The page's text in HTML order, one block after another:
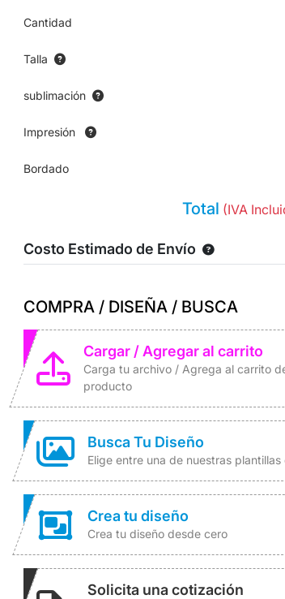
Cantidad
Talla
sublimación
Impresión
Bordado
Total (IVA
Costo Estimado de Envío
COMPRA / DISEÑA / BUSCA
Cargar / Agregar al carrito
Carga tu archivo / Agrega al carrito
producto
Busca Tu Diseño
Elige entre una de nuestras plantillas
Crea tu diseño
Crea tu diseño desde cero
Solicita una cotización